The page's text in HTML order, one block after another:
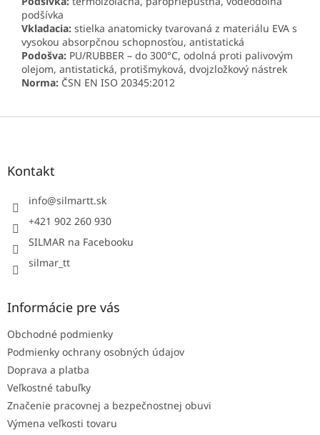
podšívka
Vkladacia: stielka anatomicky tvarovaná z materiálu EVA s
vysokou absorpčnou schopnosťou, antistatická
Podošva: PU/RUBBER – do 300°C, odolná proti palivovým
olejom, antistatická, protišmyková, dvojzložkový nástrek
Norma: ČSN EN ISO 20345:2012
Z
Kontakt
info@silmartt.sk
+421 902 260 930
SILMAR na Facebooku
silmar_tt
Informácie pre vás
Obchodné podmienky
Podmienky ochrany osobných údajov
Doprava a platba
Veľkostné tabuľky
Značenie pracovnej a bezpečnostnej obuvi
Výmena veľkosti tovaru